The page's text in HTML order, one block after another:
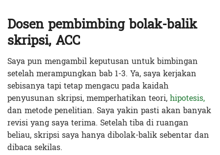
Dosen pembimbing bolak-balik
skripsi, ACC
Saya pun mengambil keputusan untuk bimbingan
setelah merampungkan bab 1-3. Ya, saya kerjakan
sebisanya tapi tetap mengacu pada kaidah
penyusunan skripsi, memperhatikan teori,hipotesis,
dan metode penelitian. Saya yakin pasti akan banyak
revisi yang saya terima. Setelah tiba di ruangan
beliau, skripsi saya hanya dibolak-balik sebentar dan
dibaca sekilas.